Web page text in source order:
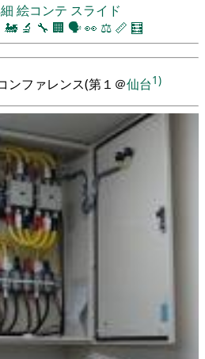
絵コンテ スライド
🚂 🔬 🔧 🏢 🗣️👀 ⚖️ 📏 🧮
ンファレンス(第１ ＠仙台1)